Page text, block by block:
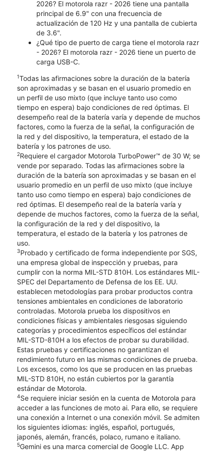
2026? El motorola razr - 2026 tiene una pantalla
principal de 6.9" con una frecuencia de
actualización de 120 Hz y una pantalla de cubierta
de 3.6".
¿Qué tipo de puerto de carga tiene el motorola razr
- 2026? El motorola razr - 2026 tiene un puerto de
carga USB-C.
1Todas las afirmaciones sobre la duración de la batería
son aproximadas y se basan en el usuario promedio en
un perfil de uso mixto (que incluye tanto uso como
tiempo en espera) bajo condiciones de red óptimas. El
desempeño real de la batería varía y depende de muchos
factores, como la fuerza de la señal, la configuración de
la red y del dispositivo, la temperatura, el estado de la
batería y los patrones de uso.
2Requiere el cargador Motorola TurboPower™ de 30 W; se
vende por separado. Todas las afirmaciones sobre la
duración de la batería son aproximadas y se basan en el
usuario promedio en un perfil de uso mixto (que incluye
tanto uso como tiempo en espera) bajo condiciones de
red óptimas. El desempeño real de la batería varía y
depende de muchos factores, como la fuerza de la señal,
la configuración de la red y del dispositivo, la
temperatura, el estado de la batería y los patrones de
uso.
3Probado y certificado de forma independiente por SGS,
una empresa global de inspección y pruebas, para
cumplir con la norma MIL-STD 810H. Los estándares MIL-
SPEC del Departamento de Defensa de los EE. UU.
establecen metodologías para probar productos contra
tensiones ambientales en condiciones de laboratorio
controladas. Motorola prueba los dispositivos en
condiciones físicas y ambientales riesgosas siguiendo
categorías y procedimientos específicos del estándar
MIL-STD-810H a los efectos de probar su durabilidad.
Estas pruebas y certificaciones no garantizan el
rendimiento futuro en las mismas condiciones de prueba.
Los excesos, como los que se producen en las pruebas
MIL-STD 810H, no están cubiertos por la garantía
estándar de Motorola.
4Se requiere iniciar sesión en la cuenta de Motorola para
acceder a las funciones de moto ai. Para ello, se requiere
una conexión a Internet o una conexión móvil. Se admiten
los siguientes idiomas: inglés, español, portugués,
japonés, alemán, francés, polaco, rumano e italiano.
5Gemini es una marca comercial de Google LLC. App